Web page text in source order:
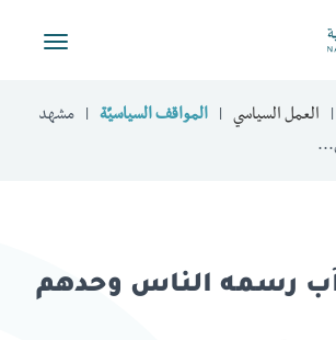
Toggle
العمل السياسي المواقف السياسيّة
مشهد